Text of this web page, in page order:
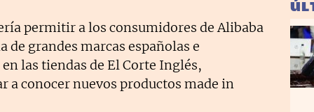
permitir a los consumidores de Alibaba
de grandes marcas españolas e
las tiendas de El Corte Inglés,
a conocer nuevos productos made in